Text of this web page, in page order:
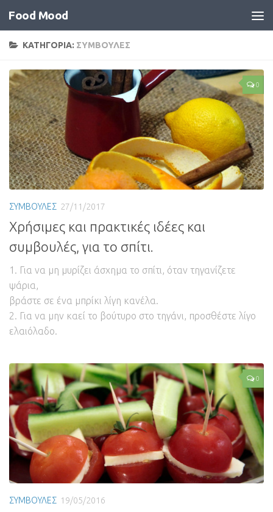
Food Mood
ΚΑΤΗΓΟΡΙΑ: ΣΥΜΒΟΥΛΕΣ
0
ΣΥΜΒΟΥΛΕΣ 27/11/2017
Χρήσιμες και πρακτικές ιδέες και
συμβουλές, για το σπίτι.
1. Για να μη μυρίζει άσχημα το σπίτι, όταν τηγανίζετε
ψάρια,
βράστε σε ένα μπρίκι λίγη κανέλα.
2. Για να μην καεί το βούτυρο στο τηγάνι, προσθέστε λίγο
ελαιόλαδο.
0
ΣΥΜΒΟΥΛΕΣ 19/05/2016